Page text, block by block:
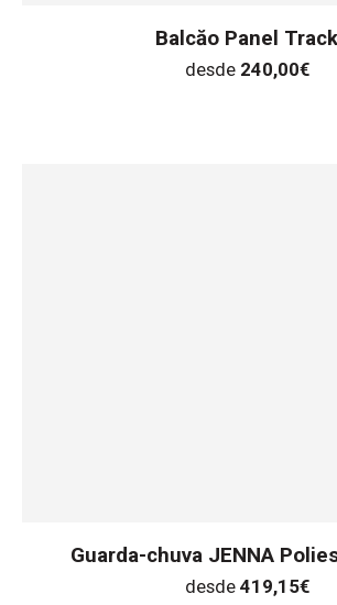
Balcăo Panel Track
desde 240,00€
Guarda-chuva JENNA
desde 419,15€